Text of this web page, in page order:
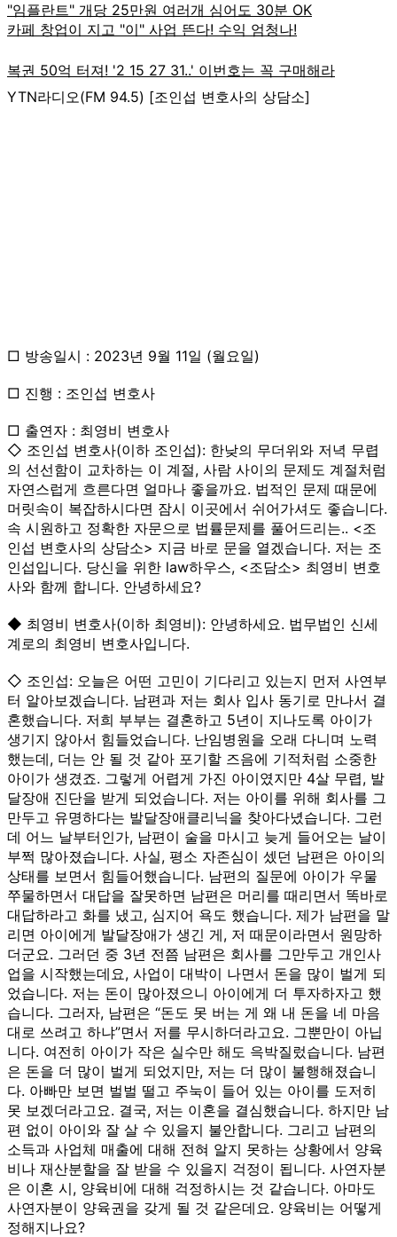
YTN라디오(FM 94.5) [조인섭 변호사의 상담소]
□ 방송일시 : 2023년 9월 11일 (월요일)
□ 진행 : 조인섭 변호사
□ 출연자 : 최영비 변호사
◇ 조인섭 변호사(이하 조인섭): 한낮의 무더위와 저녁 무렵
의 선선함이 교차하는 이 계절, 사람 사이의 문제도 계절처럼
자연스럽게 흐른다면 얼마나 좋을까요. 법적인 문제 때문에
머릿속이 복잡하시다면 잠시 이곳에서 쉬어가셔도 좋습니다.
속 시원하고 정확한 자문으로 법률문제를 풀어드리는.. <조
인섭 변호사의 상담소> 지금 바로 문을 열겠습니다. 저는 조
인섭입니다. 당신을 위한 law하우스, <조담소> 최영비 변호
사와 함께 합니다. 안녕하세요?
◆ 최영비 변호사(이하 최영비): 안녕하세요. 법무법인 신세
계로의 최영비 변호사입니다.
◇ 조인섭: 오늘은 어떤 고민이 기다리고 있는지 먼저 사연부
터 알아보겠습니다. 남편과 저는 회사 입사 동기로 만나서 결
혼했습니다. 저희 부부는 결혼하고 5년이 지나도록 아이가
생기지 않아서 힘들었습니다. 난임병원을 오래 다니며 노력
했는데, 더는 안 될 것 같아 포기할 즈음에 기적처럼 소중한
아이가 생겼죠. 그렇게 어렵게 가진 아이였지만 4살 무렵, 발
달장애 진단을 받게 되었습니다. 저는 아이를 위해 회사를 그
만두고 유명하다는 발달장애클리닉을 찾아다녔습니다. 그런
데 어느 날부터인가, 남편이 술을 마시고 늦게 들어오는 날이
부쩍 많아졌습니다. 사실, 평소 자존심이 셌던 남편은 아이의
상태를 보면서 힘들어했습니다. 남편의 질문에 아이가 우물
쭈물하면서 대답을 잘못하면 남편은 머리를 때리면서 똑바로
대답하라고 화를 냈고, 심지어 욕도 했습니다. 제가 남편을 말
리면 아이에게 발달장애가 생긴 게, 저 때문이라면서 원망하
더군요. 그러던 중 3년 전쯤 남편은 회사를 그만두고 개인사
업을 시작했는데요, 사업이 대박이 나면서 돈을 많이 벌게 되
었습니다. 저는 돈이 많아졌으니 아이에게 더 투자하자고 했
습니다. 그러자, 남편은 “돈도 못 버는 게 왜 내 돈을 네 마음
대로 쓰려고 하냐”면서 저를 무시하더라고요. 그뿐만이 아닙
니다. 여전히 아이가 작은 실수만 해도 윽박질렀습니다. 남편
은 돈을 더 많이 벌게 되었지만, 저는 더 많이 불행해졌습니
다. 아빠만 보면 벌벌 떨고 주눅이 들어 있는 아이를 도저히
못 보겠더라고요. 결국, 저는 이혼을 결심했습니다. 하지만 남
편 없이 아이와 잘 살 수 있을지 불안합니다. 그리고 남편의
소득과 사업체 매출에 대해 전혀 알지 못하는 상황에서 양육
비나 재산분할을 잘 받을 수 있을지 걱정이 됩니다. 사연자분
은 이혼 시, 양육비에 대해 걱정하시는 것 같습니다. 아마도
사연자분이 양육권을 갖게 될 것 같은데요. 양육비는 어떻게
정해지나요?